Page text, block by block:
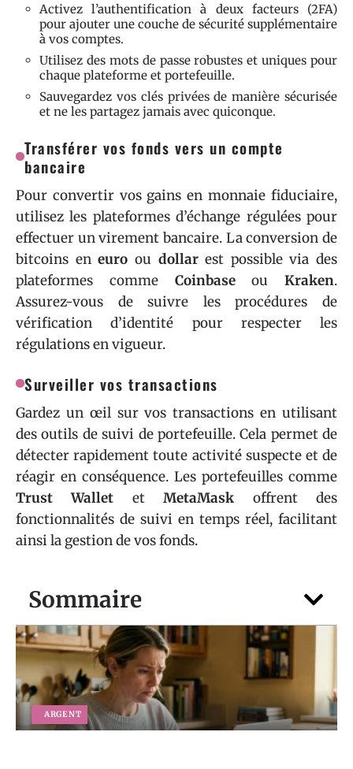
Sommaire
ARGENT
Activez l’authentification à deux facteurs (2FA)
pour ajouter une couche de sécurité supplémentaire
à vos comptes.
Utilisez des mots de passe robustes et uniques pour
chaque plateforme et portefeuille.
Sauvegardez vos clés privées de manière sécurisée
et ne les partagez jamais avec quiconque.
Transférer vos fonds vers un compte
bancaire
Pour convertir vos gains en monnaie fiduciaire,
utilisez les plateformes d’échange régulées pour
effectuer un virement bancaire. La conversion de
bitcoins eneuro ou dollarest possible via des
plateformes comme Coinbaseou Kraken.
Assurez-vous de suivre les procédures de
vérification d’identité pour respecter les
régulations en vigueur.
Surveiller vos transactions
Gardez un œil sur vos transactions en utilisant
des outils de suivi de portefeuille. Cela permet de
détecter rapidement toute activité suspecte et de
réagir en conséquence. Les portefeuilles comme
Trust Wallet etMetaMask offrent des
fonctionnalités de suivi en temps réel, facilitant
ainsi la gestion de vos fonds.